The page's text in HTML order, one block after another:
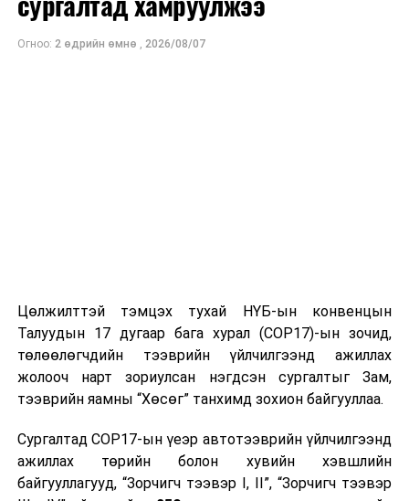
ЕБС-ийн сурагчдын амралт энэ сарын 18-наас эхэлнэ
Огноо: 2 өдрийн өмнө , 2026/08/07
Цөлжилттэй тэмцэх тухай НҮБ-ын конвенцын
Талуудын 17 дугаар бага хурал (COP17)-ын зочид,
төлөөлөгчдийн тээврийн үйлчилгээнд ажиллах
жолооч нарт зориулсан нэгдсэн сургалтыг Зам,
тээврийн яамны “Хөсөг” танхимд зохион байгууллаа.
Сургалтад COP17-ын үеэр автотээврийн үйлчилгээнд
ажиллах төрийн болон хувийн хэвшлийн
байгууллагууд, “Зорчигч тээвэр I, II”, “Зорчигч тээвэр